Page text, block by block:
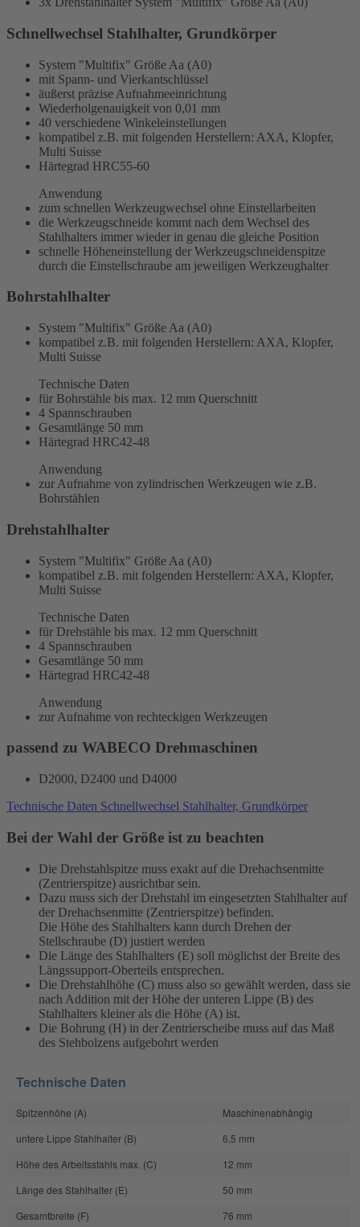
Schnellwechsel Stahlhalter, Grundkörper
System "Multifix" Größe Aa (A0)
mit Spann- und Vierkantschlüssel
äußerst präzise Aufnahmeeinrichtung
Wiederholgenauigkeit von 0,01 mm
40 verschiedene Winkeleinstellungen
kompatibel z.B. mit folgenden Herstellern: AXA, Klopfer,
Multi Suisse
Härtegrad HRC55-60
Anwendung
zum schnellen Werkzeugwechsel ohne Einstellarbeiten
die Werkzeugschneide kommt nach dem Wechsel des
Stahlhalters immer wieder in genau die gleiche Position
schnelle Höheneinstellung der Werkzeugschneidenspitze
durch die Einstellschraube am jeweiligen Werkzeughalter
Bohrstahlhalter
System "Multifix" Größe Aa (A0)
kompatibel z.B. mit folgenden Herstellern: AXA, Klopfer,
Multi Suisse
Technische Daten
für Bohrstähle bis max. 12 mm Querschnitt
4 Spannschrauben
Gesamtlänge 50 mm
Härtegrad HRC42-48
Anwendung
zur Aufnahme von zylindrischen Werkzeugen wie z.B.
Bohrstählen
Drehstahlhalter
System "Multifix" Größe Aa (A0)
kompatibel z.B. mit folgenden Herstellern: AXA, Klopfer,
Multi Suisse
Technische Daten
für Drehstähle bis max. 12 mm Querschnitt
4 Spannschrauben
Gesamtlänge 50 mm
Härtegrad HRC42-48
Anwendung
zur Aufnahme von rechteckigen Werkzeugen
passend zu WABECO Drehmaschinen
D2000, D2400 und D4000
Technische Daten Schnellwechsel Stahlhalter, Grundkörper
Bei der Wahl der Größe ist zu beachten
Die Drehstahlspitze muss exakt auf die Drehachsenmitte
(Zentrierspitze) ausrichtbar sein.
Dazu muss sich der Drehstahl im eingesetzten Stahlhalter auf
der Drehachsenmitte (Zentrierspitze) befinden.
Die Höhe des Stahlhalters kann durch Drehen der
Stellschraube (D) justiert werden
Die Länge des Stahlhalters (E) soll möglichst der Breite des
Längssupport-Oberteils entsprechen.
Die Drehstahlhöhe (C) muss also so gewählt werden, dass sie
nach Addition mit der Höhe der unteren Lippe (B) des
Stahlhalters kleiner als die Höhe (A) ist.
Die Bohrung (H) in der Zentrierscheibe muss auf das Maß
des Stehbolzens aufgebohrt werden
Technische Daten
Spitzenhöhe (A)
Maschinenabhängig
untere Lippe Stahlhalter (B)
6,5 mm
Höhe des Arbeitsstahls max. (C)
12 mm
Länge des Stahlhalter (E)
50 mm
Gesamtbreite (F)
76 mm